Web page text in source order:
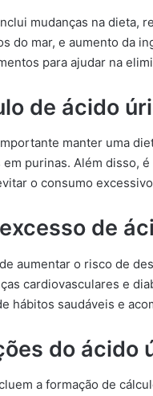
mudanças na dieta,
do mar, e aumento da
para ajudar na
de ácido
manter uma
purinas. Além disso,
o consumo
de
aumentar o risco de
cardiovasculares e
hábitos saudáveis e
do ácido
a formação de